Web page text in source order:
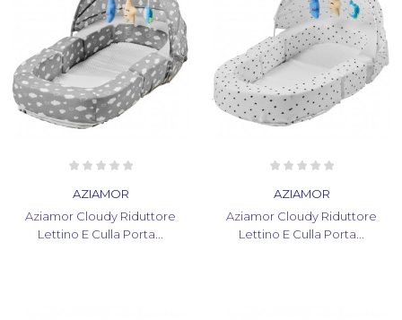
AZIAMOR
Aziamor Cloudy Riduttore
Lettino E Culla Porta...
AZIAMOR
Aziamor Cloudy Riduttore
Lettino E Culla Porta...